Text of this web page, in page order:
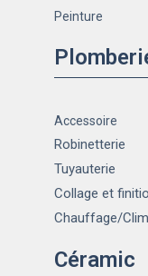
Peinture
Accessoire
Robinetterie
Tuyauterie
Collage et
Chauffage/
Céramic